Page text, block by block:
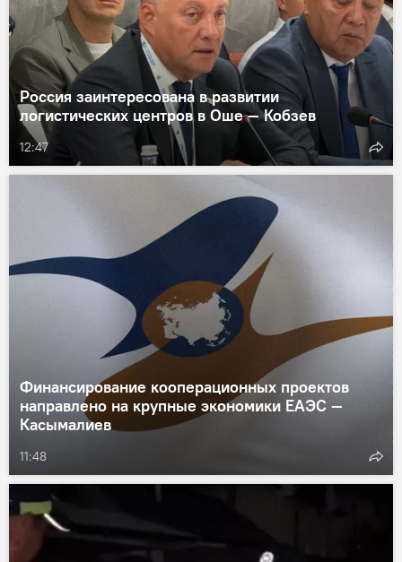
Россия заинтересована в развитии
логистических центров в Оше — Кобзев
12:47
Финансирование кооперационных проектов
направлено на крупные экономики ЕАЭС —
Касымалиев
11:48